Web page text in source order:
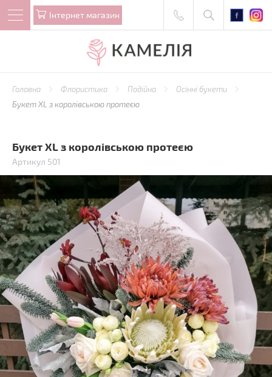
Iнтернет магазин
Головна Флористика Подійна
Осінні букети
Букет XL з королівською протеєю
Букет XL з королівською протеєю
Артикул 501